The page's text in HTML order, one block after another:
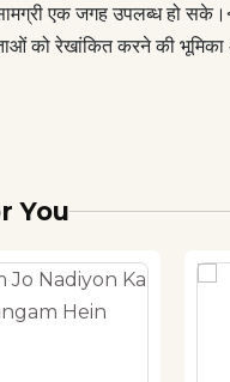
एक जगह उपलब्ध हो
को रेखांकित करने की भूमिका
You